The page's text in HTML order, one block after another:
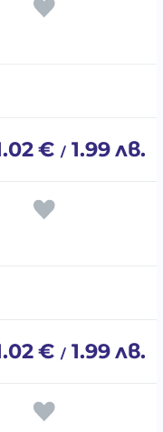
€ / 1.99лв.
€ / 1.99лв.